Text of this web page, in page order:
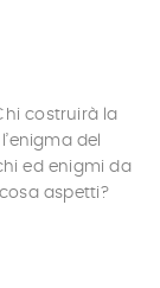
costruirà la
del
ed enigmi da
aspetti?